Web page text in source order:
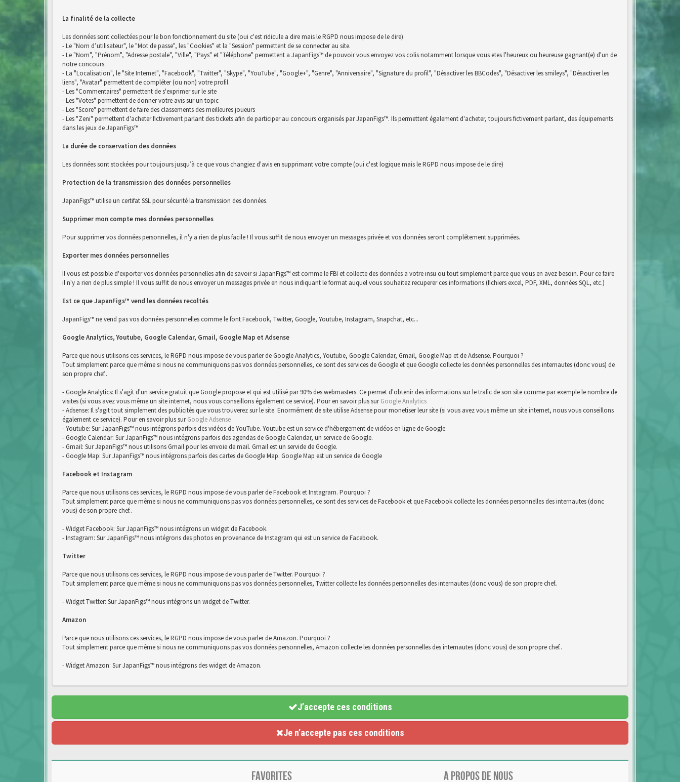
La finalité de la collecte
Les données sont collectées pour le bon fonctionnement du site (oui c'est ridicule a dire mais le RGPD nous impose de le dire).
- Le "Nom d’utilisateur", le "Mot de passe", les "Cookies" et la "Session" permettent de se connecter au site.
- Le "Nom", "Prénom", "Adresse postale", "Ville", "Pays" et "Téléphone" permettent a JapanFigs™ de pouvoir vous envoyez vos colis notamment lorsque vous etes l'heureux ou heureuse gagnant(e) d'un de
notre concours.
- La "Localisation", le "Site Internet", "Facebook", "Twitter", "Skype", "YouTube", "Google+", "Genre", "Anniversaire", "Signature du profil", "Désactiver les BBCodes", "Désactiver les smileys", "Désactiver les
liens", "Avatar" permettent de compléter (ou non) votre profil.
- Les "Commentaires" permettent de s'exprimer sur le site
- Les "Votes" permettent de donner votre avis sur un topic
- Les "Score" permettent de faire des classements des meilleures joueurs
- Les "Zeni" permettent d'acheter fictivement parlant des tickets afin de participer au concours organisés par JapanFigs™. Ils permettent également d'acheter, toujours fictivement parlant, des équipements
dans les jeux de JapanFigs™
La durée de conservation des données
Les données sont stockées pour toujours jusqu’à ce que vous changiez d'avis en supprimant votre compte (oui c'est logique mais le RGPD nous impose de le dire)
Protection de la transmission des données personnelles
JapanFigs™ utilise un certifat SSL pour sécurité la transmission des données.
Supprimer mon compte mes données personnelles
Pour supprimer vos données personnelles, il n'y a rien de plus facile ! Il vous suffit de nous envoyer un messages privée et vos données seront complétement supprimées.
Exporter mes données personnelles
Il vous est possible d'exporter vos données personnelles afin de savoir si JapanFigs™ est comme le FBI et collecte des données a votre insu ou tout simplement parce que vous en avez besoin. Pour ce faire
il n'y a rien de plus simple ! Il vous suffit de nous envoyer un messages privée en nous indiquant le format auquel vous souhaitez recuperer ces informations (fichiers excel, PDF, XML, données SQL, etc.)
Est ce que JapanFigs™ vend les données recoltés
JapanFigs™ ne vend pas vos données personnelles comme le font Facebook, Twitter, Google, Youtube, Instagram, Snapchat, etc...
Google Analytics, Youtube, Google Calendar, Gmail, Google Map et Adsense
Parce que nous utilisons ces services, le RGPD nous impose de vous parler de Google Analytics, Youtube, Google Calendar, Gmail, Google Map et de Adsense. Pourquoi ?
Tout simplement parce que même si nous ne communiquons pas vos données personnelles, ce sont des services de Google et que Google collecte les données personnelles des internautes (donc vous) de
son propre chef..
- Google Analytics: Il s'agit d'un service gratuit que Google propose et qui est utilisé par 90% des webmasters. Ce permet d'obtenir des informations sur le trafic de son site comme par exemple le nombre de
visites (si vous avez vous même un site internet, nous vous conseillons également ce service). Pour en savoir plus surGoogle Analytics
- Adsense: Il s'agit tout simplement des publicités que vous trouverez sur le site. Enormément de site utilise Adsense pour monetiser leur site (si vous avez vous même un site internet, nous vous conseillons
également ce service). Pour en savoir plus surGoogle Adsense
- Youtube: Sur JapanFigs™ nous intégrons parfois des vidéos de YouTube. Youtube est un service d'hébergement de vidéos en ligne de Google.
- Google Calendar: Sur JapanFigs™ nous intégrons parfois des agendas de Google Calendar, un service de Google.
- Gmail: Sur JapanFigs™ nous utilisons Gmail pour les envoie de mail. Gmail est un servide de Google.
- Google Map: Sur JapanFigs™ nous intégrons parfois des cartes de Google Map. Google Map est un service de Google
Facebook et Instagram
Parce que nous utilisons ces services, le RGPD nous impose de vous parler de Facebook et Instagram. Pourquoi ?
Tout simplement parce que même si nous ne communiquons pas vos données personnelles, ce sont des services de Facebook et que Facebook collecte les données personnelles des internautes (donc
vous) de son propre chef..
- Widget Facebook: Sur JapanFigs™ nous intégrons un widget de Facebook.
- Instagram: Sur JapanFigs™ nous intégrons des photos en provenance de Instagram qui est un service de Facebook.
Twitter
Parce que nous utilisons ces services, le RGPD nous impose de vous parler de Twitter. Pourquoi ?
Tout simplement parce que même si nous ne communiquons pas vos données personnelles, Twitter collecte les données personnelles des internautes (donc vous) de son propre chef..
- Widget Twitter: Sur JapanFigs™ nous intégrons un widget de Twitter.
Amazon
Parce que nous utilisons ces services, le RGPD nous impose de vous parler de Amazon. Pourquoi ?
Tout simplement parce que même si nous ne communiquons pas vos données personnelles, Amazon collecte les données personnelles des internautes (donc vous) de son propre chef..
- Widget Amazon: Sur JapanFigs™ nous intégrons des widget de Amazon.
J’accepte ces conditions
Je n’accepte pas ces conditions
FAVORITES A PROPOS DE NOUS